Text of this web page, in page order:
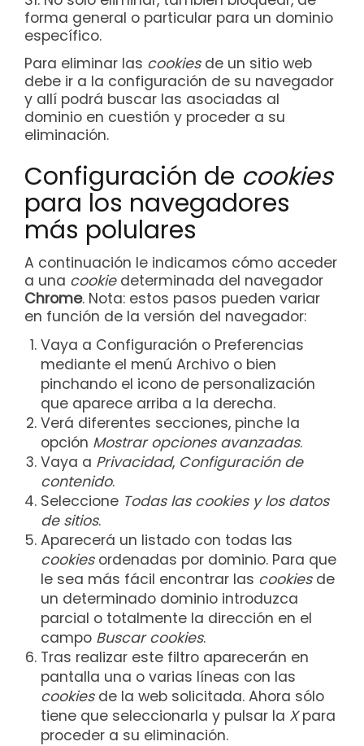
forma general o particular para un dominio
específico.
Para eliminar las cookiesde un sitio web
debe ir a la configuración de su navegador
y allí podrá buscar las asociadas al
dominio en cuestión y proceder a su
eliminación.
Configuración de cookies
para los navegadores
más polulares
A continuación le indicamos cómo acceder
a una cookiedeterminada del navegador
Chrome. Nota: estos pasos pueden variar
en función de la versión del navegador:
Vaya a Configuración o Preferencias
mediante el menú Archivo o bien
pinchando el icono de personalización
que aparece arriba a la derecha.
Verá diferentes secciones, pinche la
opción Mostrar opciones avanzadas.
Vaya a Privacidad, Configuración de
contenido.
Seleccione Todas las cookiesy los datos
de sitios.
Aparecerá un listado con todas las
cookiesordenadas por dominio. Para que
le sea más fácil encontrar las cookiesde
un determinado dominio introduzca
parcial o totalmente la dirección en el
campo Buscar cookies.
Tras realizar este filtro aparecerán en
pantalla una o varias líneas con las
cookiesde la web solicitada. Ahora sólo
tiene que seleccionarla y pulsar la Xpara
proceder a su eliminación.